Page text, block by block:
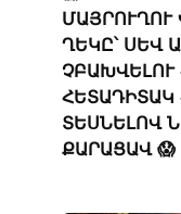
ՄԱՅՐՈՒՂՈՒ
ՂԵԿԸ՝ ՍԵՎ
ՀԵՏԱԴԻՏԱԿ
ՏԵՍՆԵԼՈՎ
ՔԱՐԱՑԱՎ 😱